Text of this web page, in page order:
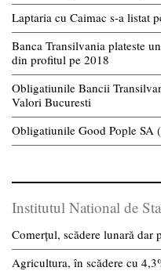
Laptaria cu Caimac s-a listat
Banca Transilvania plateste
din profitul pe 2018
Obligatiunile Bancii
Valori Bucuresti
Obligatiunile Good Pople SA
Institutul National de
Comerțul, scădere lunară dar
Agricultura, în scădere cu